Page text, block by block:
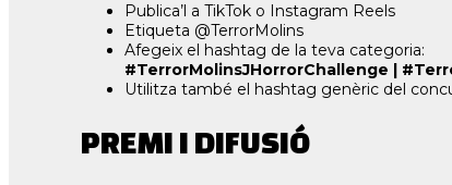
Publica’l a TikTok o Instagram Reels
Etiqueta @TerrorMolins
Afegeix el hashtag de la teva categoria:
#TerrorMolinsJHorrorChallenge |
Utilitza també el hashtag genèric del
PREMI I DIFUSIÓ